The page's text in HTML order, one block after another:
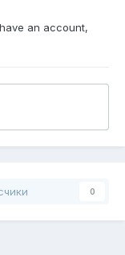
an account,
0